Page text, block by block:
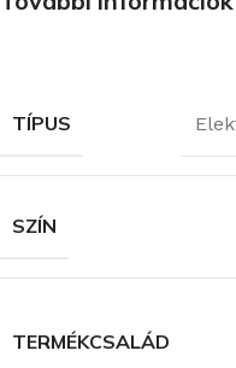
TÍPUS
SZÍN
TERMÉKCSALÁD